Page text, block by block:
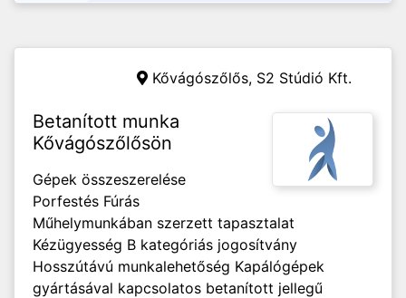
Kővágószőlős, S2 Stúdió Kft.
Betanított munka
Kővágószőlősön
Gépek összeszerelése
Porfestés Fúrás
Műhelymunkában szerzett tapasztalat
Kézügyesség B kategóriás jogosítvány
Hosszútávú munkalehetőség Kapálógépek
gyártásával kapcsolatos betanított jellegű